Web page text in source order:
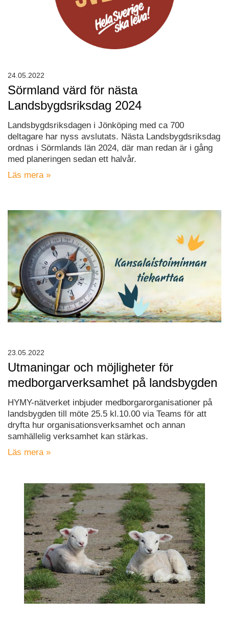
Sörmland värd för nästa
Landsbygdsriksdag 2024
Landsbygdsriksdagen i Jönköping med ca 700
deltagare har nyss avslutats. Nästa Landsbygdsriksdag
ordnas i Sörmlands län 2024, där man redan är i gång
med planeringen sedan ett halvår.
Läs mera »
24.05.2022
Utmaningar och möjligheter för
medborgarverksamhet på landsbygden
HYMY-nätverket inbjuder medborgarorganisationer på
landsbygden till möte 25.5 kl.10.00 via Teams för att
dryfta hur organisationsverksamhet och annan
samhällelig verksamhet kan stärkas.
Läs mera »
23.05.2022